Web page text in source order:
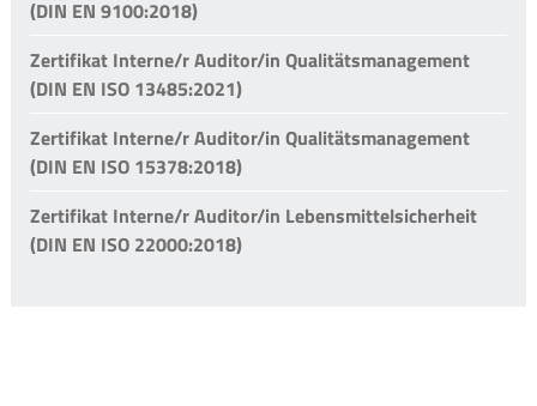
(DIN EN 9100:2018)
Zertifikat Interne/r Auditor/in Qualitätsmanagement
(DIN EN ISO 13485:2021)
Zertifikat Interne/r Auditor/in Qualitätsmanagement
(DIN EN ISO 15378:2018)
Zertifikat Interne/r Auditor/in Lebensmittelsicherheit
(DIN EN ISO 22000:2018)